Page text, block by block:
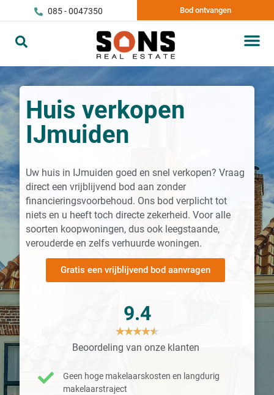
085 - 0047350 Bod ontvangen
Huis verkopen
IJmuiden
Uw huis in IJmuiden goed en snel verkopen? Vraag
direct een vrijblijvend bod aan zonder
financieringsvoorbehoud. Ons bod verplicht tot
niets en u heeft toch directe zekerheid. Voor alle
soorten koopwoningen, dus ook leegstaande,
verouderde en zelfs verhuurde woningen.
Gratis een vrijblijvend bod aanvragen
9.4
★★★★★
Beoordeling van onze klanten
Geen hoge makelaarskosten en langdurig
makelaarstraject